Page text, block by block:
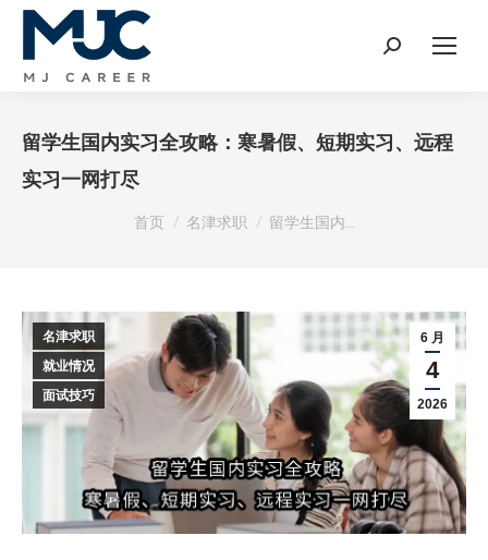
Search:
留学生国内实习全攻略：寒暑假、短期实习、远程
实习一网打尽
您在这里：
首页 名津求职 留学生国内…
6 月
4
2026
名津求职
就业情况
面试技巧